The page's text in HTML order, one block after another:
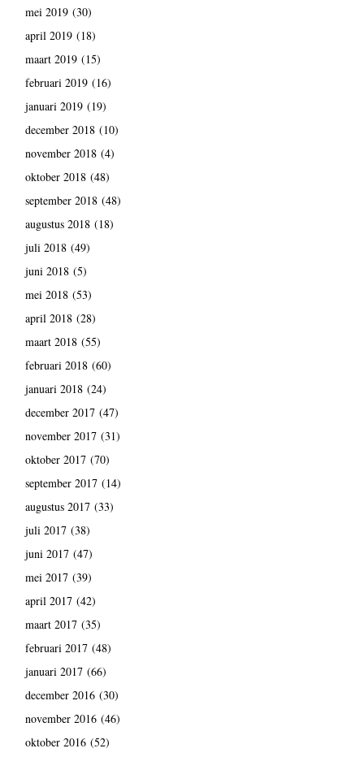
mei 2019(30)
april 2019(18)
maart 2019(15)
februari 2019(16)
januari 2019(19)
december 2018(10)
november 2018(4)
oktober 2018(48)
september 2018(48)
augustus 2018(18)
juli 2018(49)
juni 2018(5)
mei 2018(53)
april 2018(28)
maart 2018(55)
februari 2018(60)
januari 2018(24)
december 2017(47)
november 2017(31)
oktober 2017(70)
september 2017(14)
augustus 2017(33)
juli 2017(38)
juni 2017(47)
mei 2017(39)
april 2017(42)
maart 2017(35)
februari 2017(48)
januari 2017(66)
december 2016(30)
november 2016(46)
oktober 2016(52)